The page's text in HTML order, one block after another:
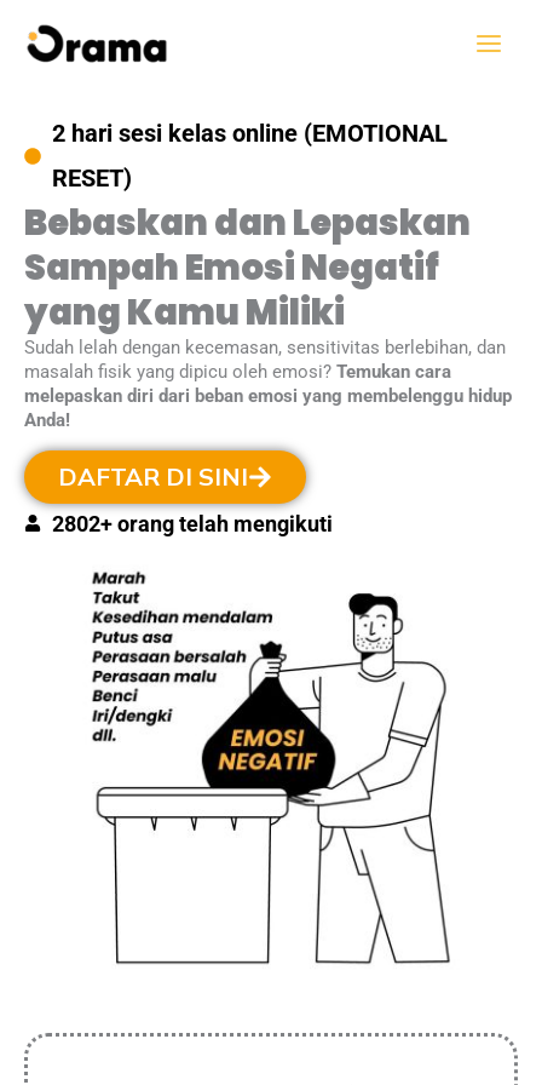
2 hari sesi kelas online (EMOTIONAL
RESET)
Bebaskan dan Lepaskan
Sampah Emosi Negatif
yang Kamu Miliki
Sudah lelah dengan kecemasan, sensitivitas berlebihan, dan
masalah fisik yang dipicu oleh emosi? Temukan cara
melepaskan diri dari beban emosi yang membelenggu hidup
Anda!
DAFTAR DI SINI
2802+ orang telah mengikuti